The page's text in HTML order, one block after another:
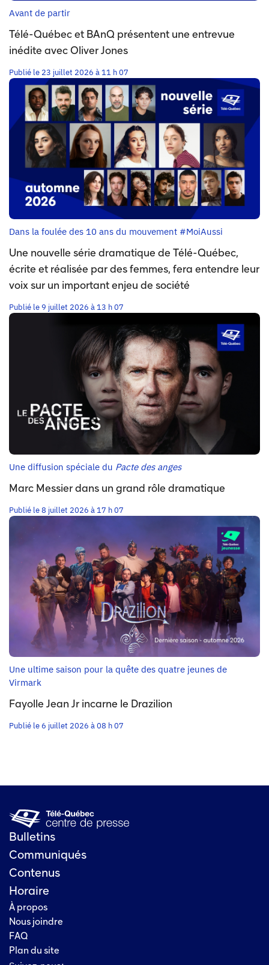
Avant de partir
Télé-Québec et BAnQ présentent une entrevue
inédite avec Oliver Jones
Publié le 23 juillet 2026 à 11 h 07
Dans la foulée des 10 ans du mouvement #MoiAussi
Une nouvelle série dramatique de Télé-Québec,
écrite et réalisée par des femmes, fera entendre leur
voix sur un important enjeu de société
Publié le 9 juillet 2026 à 13 h 07
Une diffusion spéciale du Pacte des anges
Marc Messier dans un grand rôle dramatique
Publié le 8 juillet 2026 à 17 h 07
Une ultime saison pour la quête des quatre jeunes de
Virmark
Fayolle Jean Jr incarne le Drazilion
Publié le 6 juillet 2026 à 08 h 07
Bulletins
Communiqués
Contenus
Horaire
À propos
Nous joindre
FAQ
Plan du site